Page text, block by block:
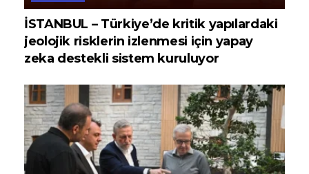
İSTANBUL – Türkiye’de kritik yapılardaki
jeolojik risklerin izlenmesi için yapay
zeka destekli sistem kuruluyor